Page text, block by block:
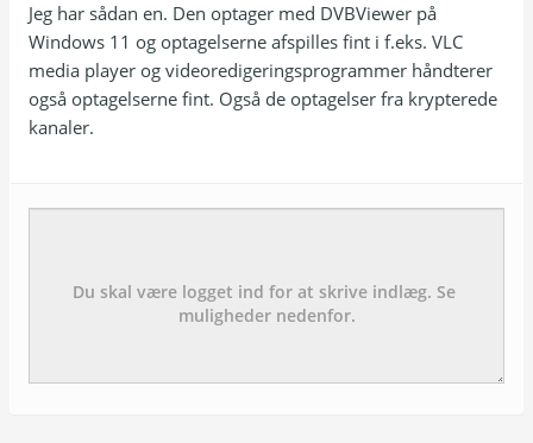
Jeg har sådan en. Den optager med DVBViewer på
Windows 11 og optagelserne afspilles fint i f.eks. VLC
media player og videoredigeringsprogrammer håndterer
også optagelserne fint. Også de optagelser fra krypterede
kanaler.